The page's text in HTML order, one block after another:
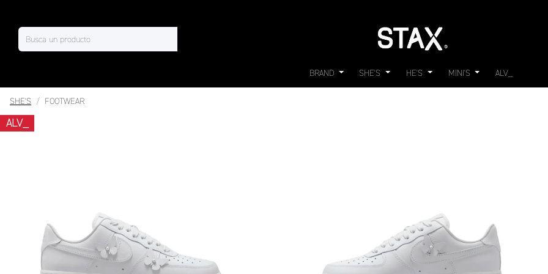
BRAND SHE'S HE'S MINI'S ALV_
SHE'S FOOTWEAR
ALV_